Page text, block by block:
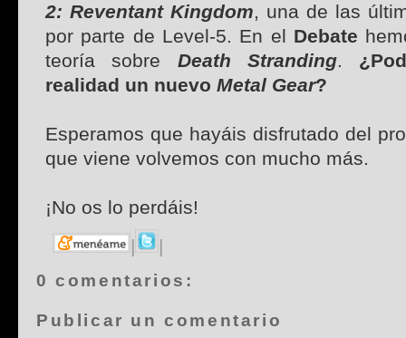
2: Reventant Kingdom, una de las
por parte de Level-5. En el Debate
teoría sobre Death Stranding.
realidad un nuevo Metal Gear?
Esperamos que hayáis disfrutado del
que viene volvemos con mucho más.
¡No os lo perdáis!
|
|
0 comentarios:
Publicar un comentario